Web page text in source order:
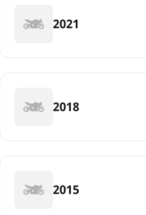
2021
2018
2015